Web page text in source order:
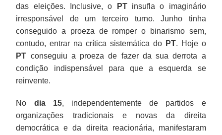
das eleições. Inclusive, o
PTinsufla o imaginário
irresponsável de um terceiro turno. Junho tinha
conseguido a proeza de romper o binarismo sem,
contudo, entrar na crítica sistemática do PT. Hoje o
PT conseguiu a proeza de fazer da sua derrota a
condição indispensável para que a esquerda se
reinvente.
No dia 15, independentemente de partidos e
organizações tradicionais e novas da direita
democrática e da direita reacionária, manifestaram